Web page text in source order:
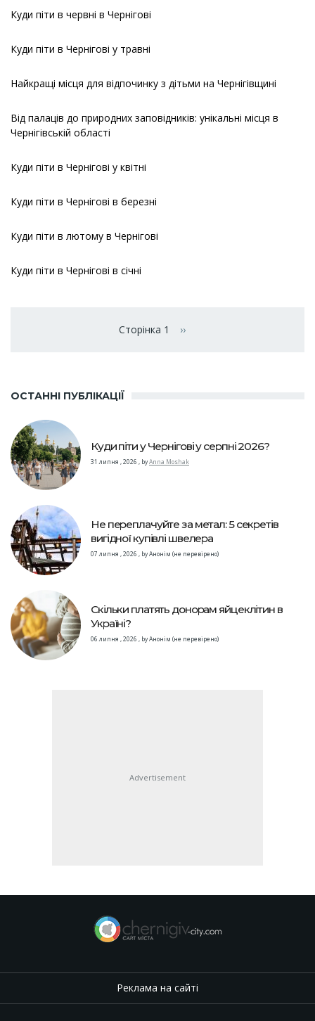
Куди піти в червні в Чернігові
Куди піти в Чернігові у травні
Найкращі місця для відпочинку з дітьми на Чернігівщині
Від палаців до природних заповідників: унікальні місця в
Чернігівській області
Куди піти в Чернігові у квітні
Куди піти в Чернігові в березні
Куди піти в лютому в Чернігові
Куди піти в Чернігові в січні
Сторінка 1 Наступна сторінка
››
ОСТАННІ ПУБЛІКАЦІЇ
Куди піти у Чернігові у серпні 2026?
31 липня , 2026 , byAnna Moshak
Не переплачуйте за метал: 5 секретів
вигідної купівлі швелера
07 липня , 2026 , byАнонім (не перевірено)
Скільки платять донорам яйцеклітин в
Україні?
06 липня , 2026 , byАнонім (не перевірено)
Advertisement
Реклама на сайті